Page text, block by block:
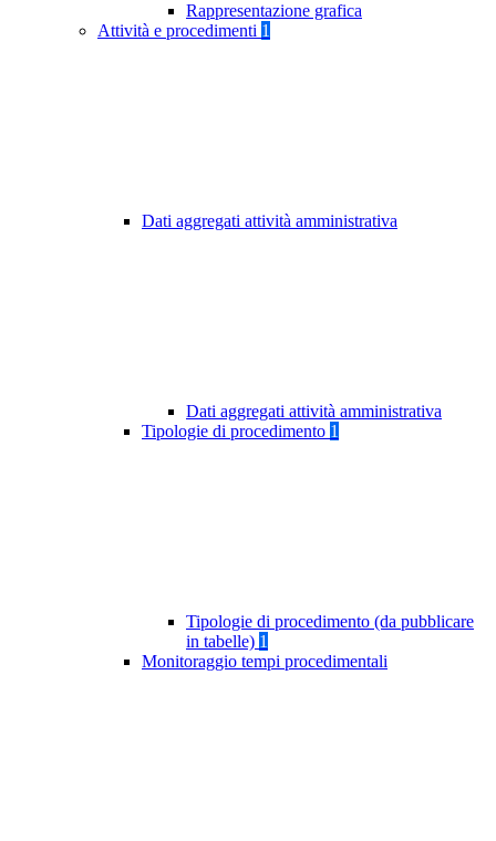
Rappresentazione grafica
Attività e procedimenti 1
Dati aggregati attività amministrativa
Dati aggregati attività amministrativa
Tipologie di procedimento 1
Tipologie di procedimento (da pubblicare
in tabelle) 1
Monitoraggio tempi procedimentali